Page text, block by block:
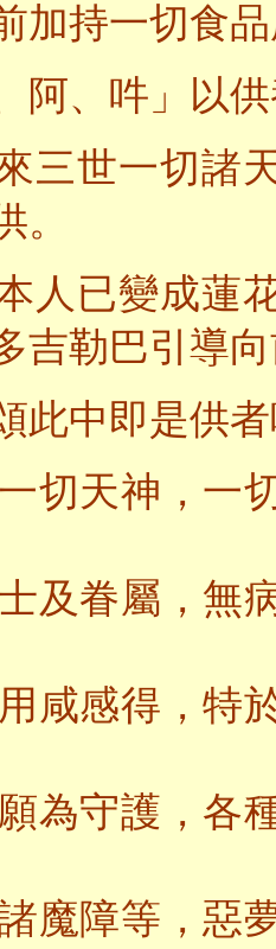
加持一切食
阿、吽」以
三世一切諸
。
人已變成蓮
吉勒巴引導
此中即是供
切天神，一
及眷屬，無
咸感得，特
為守護，各
魔障等，惡